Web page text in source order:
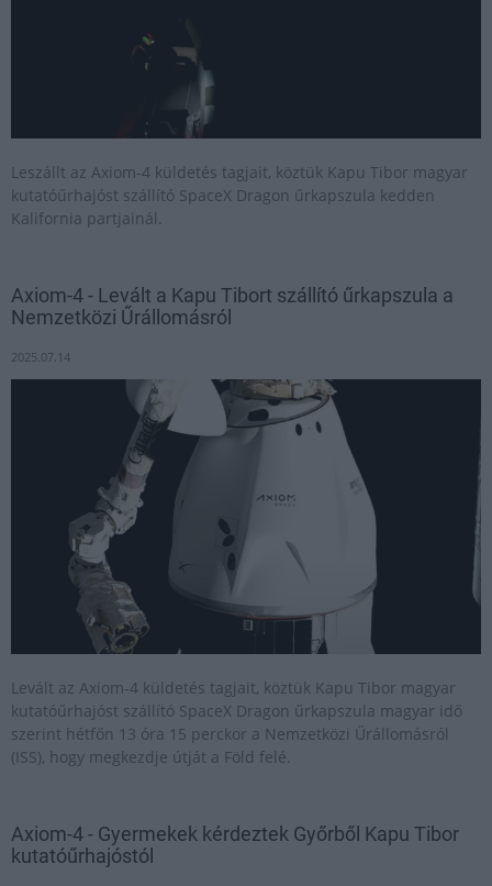
Leszállt az Axiom-4 küldetés tagjait, köztük Kapu Tibor magyar
kutatóűrhajóst szállító SpaceX Dragon űrkapszula kedden
Kalifornia partjainál.
Axiom-4 - Levált a Kapu Tibort szállító űrkapszula a
Nemzetközi Űrállomásról
2025.07.14
Levált az Axiom-4 küldetés tagjait, köztük Kapu Tibor magyar
kutatóűrhajóst szállító SpaceX Dragon űrkapszula magyar idő
szerint hétfőn 13 óra 15 perckor a Nemzetközi Űrállomásról
(ISS), hogy megkezdje útját a Föld felé.
Axiom-4 - Gyermekek kérdeztek Győrből Kapu Tibor
kutatóűrhajóstól